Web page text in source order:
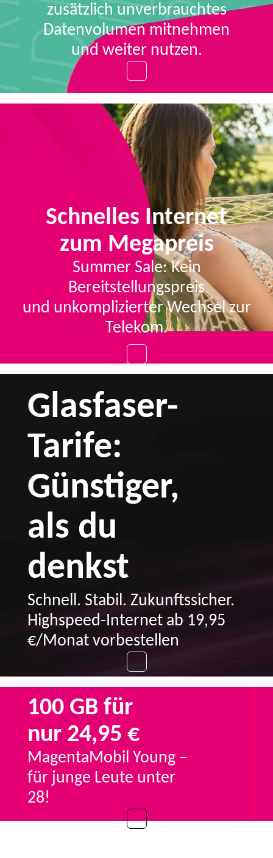
zusätzlich unverbrauchtes
Datenvolumen mitnehmen
und weiter nutzen.
Schnelles Internet
zum Megapreis
Summer Sale: Kein
Bereitstellungspreis
und unkomplizierter Wechsel zur
Telekom.
Glasfaser-
Tarife:
Günstiger,
als du
denkst
Schnell. Stabil. Zukunftssicher.
Highspeed-Internet ab 19,95
€/Monat vorbestellen
100 GB für
nur 24,95 €
MagentaMobil Young –
für junge Leute unter
28!